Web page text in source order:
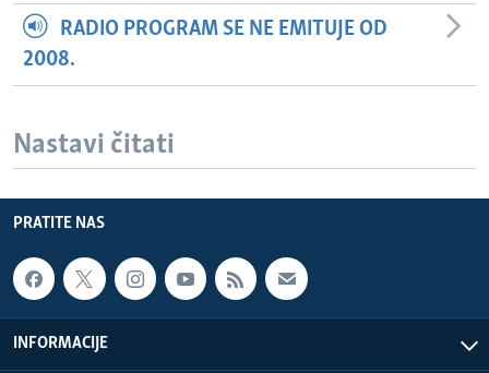
RADIO PROGRAM SE NE EMITUJE OD
2008.
Nastavi čitati
PRATITE NAS
INFORMACIJE